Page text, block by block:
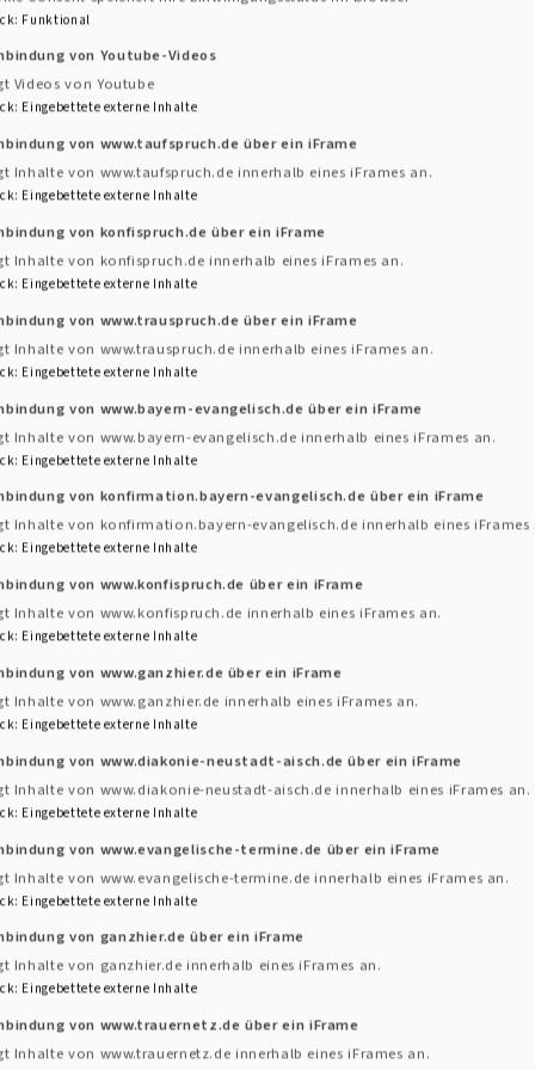
mit Nauswärts
Seele präsentiert Nauswärts am 10. Juli
beträgt 15 Euro, Vorverkauf bei der Buchhandlung
: Funktional
von Youtube-Videos
Videos von Youtube
: Eingebettete externe Inhalte
von www.taufspruch.de über ein iFrame
Inhalte von www.taufspruch.de innerhalb eines iFrames an.
: Eingebettete externe Inhalte
von konfispruch.de über ein iFrame
Inhalte von konfispruch.de innerhalb eines iFrames an.
: Eingebettete externe Inhalte
von www.trauspruch.de über ein iFrame
Inhalte von www.trauspruch.de innerhalb eines iFrames an.
: Eingebettete externe Inhalte
von www.bayern-evangelisch.de über ein iFrame
Inhalte von www.bayern-evangelisch.de innerhalb eines iFrames an.
: Eingebettete externe Inhalte
von konfirmation.bayern-evangelisch.de über ein iFrame
Inhalte von konfirmation.bayern-evangelisch.de innerhalb eines iFrames
: Eingebettete externe Inhalte
von www.konfispruch.de über ein iFrame
Inhalte von www.konfispruch.de innerhalb eines iFrames an.
: Eingebettete externe Inhalte
von www.ganzhier.de über ein iFrame
Inhalte von www.ganzhier.de innerhalb eines iFrames an.
: Eingebettete externe Inhalte
von www.diakonie-neustadt-aisch.de über ein iFrame
Inhalte von www.diakonie-neustadt-aisch.de innerhalb eines iFrames an.
: Eingebettete externe Inhalte
von www.evangelische-termine.de über ein iFrame
Inhalte von www.evangelische-termine.de innerhalb eines iFrames an.
: Eingebettete externe Inhalte
von ganzhier.de über ein iFrame
Inhalte von ganzhier.de innerhalb eines iFrames an.
: Eingebettete externe Inhalte
von www.trauernetz.de über ein iFrame
Inhalte von www.trauernetz.de innerhalb eines iFrames an.